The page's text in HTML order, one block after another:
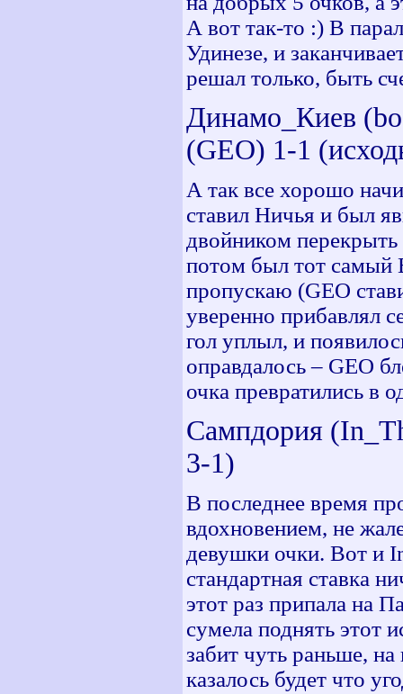
А вот так-то :) В
Удинезе, и
решал только, быть
Динамо_Киев
(GEO) 1-1
А так все хорошо
ставил Ничья и был
двойником
потом был тот самый
пропускаю (GEO
уверенно прибавлял
гол уплыл, и
оправдалось – GEO
очка превратились в
Сампдория
3-1)
В последнее время
вдохновением, не
девушки очки. Вот и
стандартная ставка
этот раз припала на
сумела поднять
забит чуть раньше,
казалось будет что